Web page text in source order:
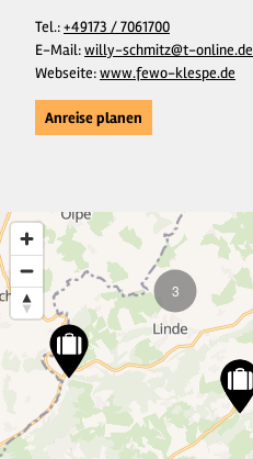
Tel.:+49173 / 7061700
E-Mail:willy-schmitz@t-online.de
Webseite:www.fewo-klespe.de
Anreise planen
3